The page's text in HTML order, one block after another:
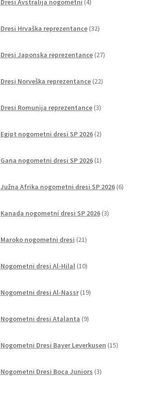
Dresi Avstralija nogometni 4izdelki
Dresi Hrvaška reprezentance 32izdelkov
Dresi Japonska reprezentance 27izdelkov
Dresi Norveška reprezentance 22izdelkov
Dresi Romunija reprezentance 3izdelki
Egipt nogometni dresi SP 2026 2izdelka
Gana nogometni dresi SP 2026 1izdelek
Južna Afrika nogometni dresi SP 2026 6izdelkov
Kanada nogometni dresi SP 2026 3izdelki
Maroko nogometni dresi 21izdelkov
Nogometni dresi Al-Hilal 10izdelkov
Nogometni dresi Al-Nassr 19izdelkov
Nogometni dresi Atalanta 9izdelkov
Nogometni Dresi Bayer Leverkusen 15izdelkov
Nogometni Dresi Boca Juniors 3izdelki